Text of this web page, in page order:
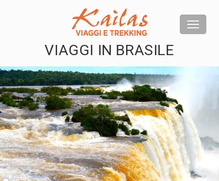
VIAGGI IN BRASILE